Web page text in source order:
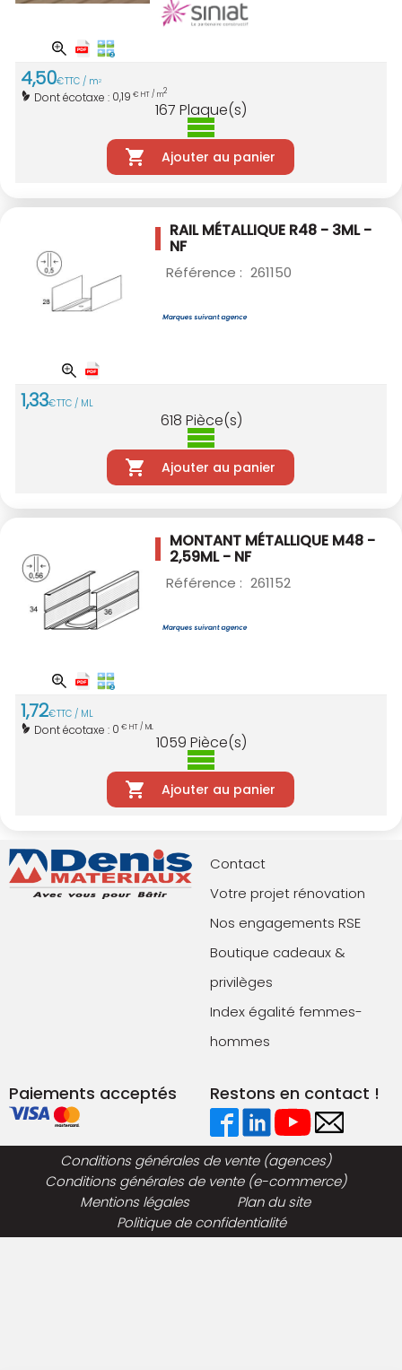
4,50€TTC / m2
Dont écotaxe : 0,19 € HT / m2
167 Plaque(s)
Ajouter au panier
RAIL MÉTALLIQUE R48 - 3ML -
NF
Référence : 261150
1,33€TTC / ML
618 Pièce(s)
Ajouter au panier
MONTANT MÉTALLIQUE M48 -
2,59ML - NF
Référence : 261152
1,72€TTC / ML
Dont écotaxe : 0 € HT / ML
1059 Pièce(s)
Ajouter au panier
Contact
Votre projet rénovation
Nos engagements RSE
Boutique cadeaux &
privilèges
Index égalité femmes-
hommes
Paiements acceptés Restons en contact !
Conditions générales de vente (agences)
Conditions générales de vente (e-commerce)
Mentions légales
Plan du site
Politique de confidentialité